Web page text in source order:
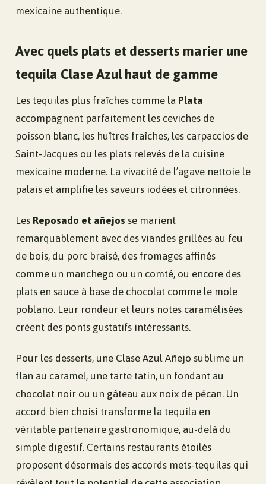
mexicaine authentique.
Avec quels plats et desserts marier une
tequila Clase Azul haut de gamme
Les tequilas plus fraîches comme la Plata
accompagnent parfaitement les ceviches de
poisson blanc, les huîtres fraîches, les carpaccios de
Saint-Jacques ou les plats relevés de la cuisine
mexicaine moderne. La vivacité de l’agave nettoie le
palais et amplifie les saveurs iodées et citronnées.
Les Reposado et añejos se marient
remarquablement avec des viandes grillées au feu
de bois, du porc braisé, des fromages affinés
comme un manchego ou un comté, ou encore des
plats en sauce à base de chocolat comme le mole
poblano. Leur rondeur et leurs notes caramélisées
créent des ponts gustatifs intéressants.
Pour les desserts, une Clase Azul Añejo sublime un
flan au caramel, une tarte tatin, un fondant au
chocolat noir ou un gâteau aux noix de pécan. Un
accord bien choisi transforme la tequila en
véritable partenaire gastronomique, au-delà du
simple digestif. Certains restaurants étoilés
proposent désormais des accords mets-tequilas qui